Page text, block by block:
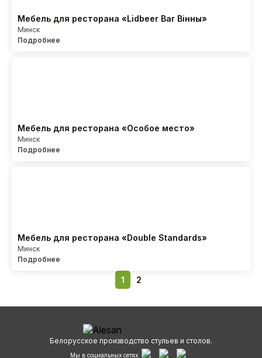
Мебель для ресторана «Lidbeer Bar Вінны»
Минск
Подробнее
Мебель для ресторана «Особое место»
Минск
Подробнее
Мебель для ресторана «Double Standards»
Минск
Подробнее
1 2
Белорусское производство стульев и столов.
Мы в социальных сетях: